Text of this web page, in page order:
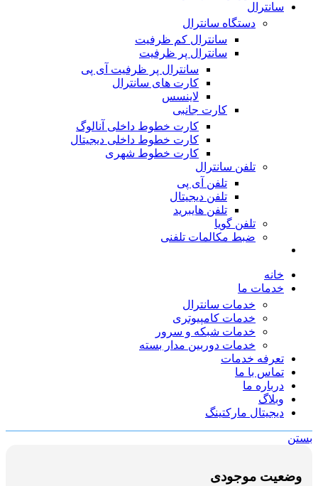
سانترال
دستگاه سانترال
سانترال کم ظرفیت
سانترال پر ظرفیت
سانترال پر ظرفیت آی پی
کارت های سانترال
لاینسس
کارت جانبی
کارت خطوط داخلی آنالوگ
کارت خطوط داخلی دیجیتال
کارت خطوط شهری
تلفن سانترال
تلفن آی پی
تلفن دیجیتال
تلفن هایبرید
تلفن گویا
ضبط مکالمات تلفنی
خانه
خدمات ما
خدمات سانترال
خدمات کامپیوتری
خدمات شبکه و سرور
خدمات دوربین مدار بسته
تعرفه خدمات
تماس با ما
درباره ما
وبلاگ
دیجیتال مارکتینگ
بستن
وضعیت موجودی